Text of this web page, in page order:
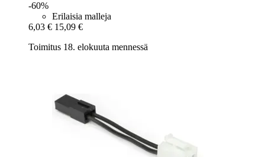
-60%
Erilaisia malleja
6,03 € 15,09 €
Toimitus 18. elokuuta mennessä